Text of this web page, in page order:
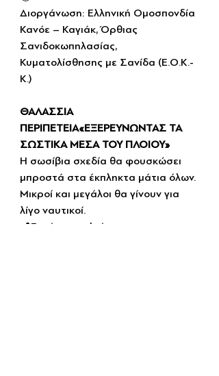
Διοργάνωση: Ελληνική Ομοσπονδία
Κανόε – Καγιάκ, Όρθιας
Σανιδοκωπηλασίας,
Κυματολίσθησης με Σανίδα (Ε.Ο.Κ.-
Κ.)
ΘΑΛΑΣΣΙΑ
ΠΕΡΙΠΕΤΕΙΑ«ΕΞΕΡΕΥΝΩΝΤΑΣ ΤΑ
ΣΩΣΤΙΚΑ ΜΕΣΑ ΤΟΥ ΠΛΟΙΟΥ»
Η σωσίβια σχεδία θα φουσκώσει
μπροστά στα έκπληκτα μάτια όλων.
Μικροί και μεγάλοι θα γίνουν για
λίγο ναυτικοί.
📍Εντός του πλοίου